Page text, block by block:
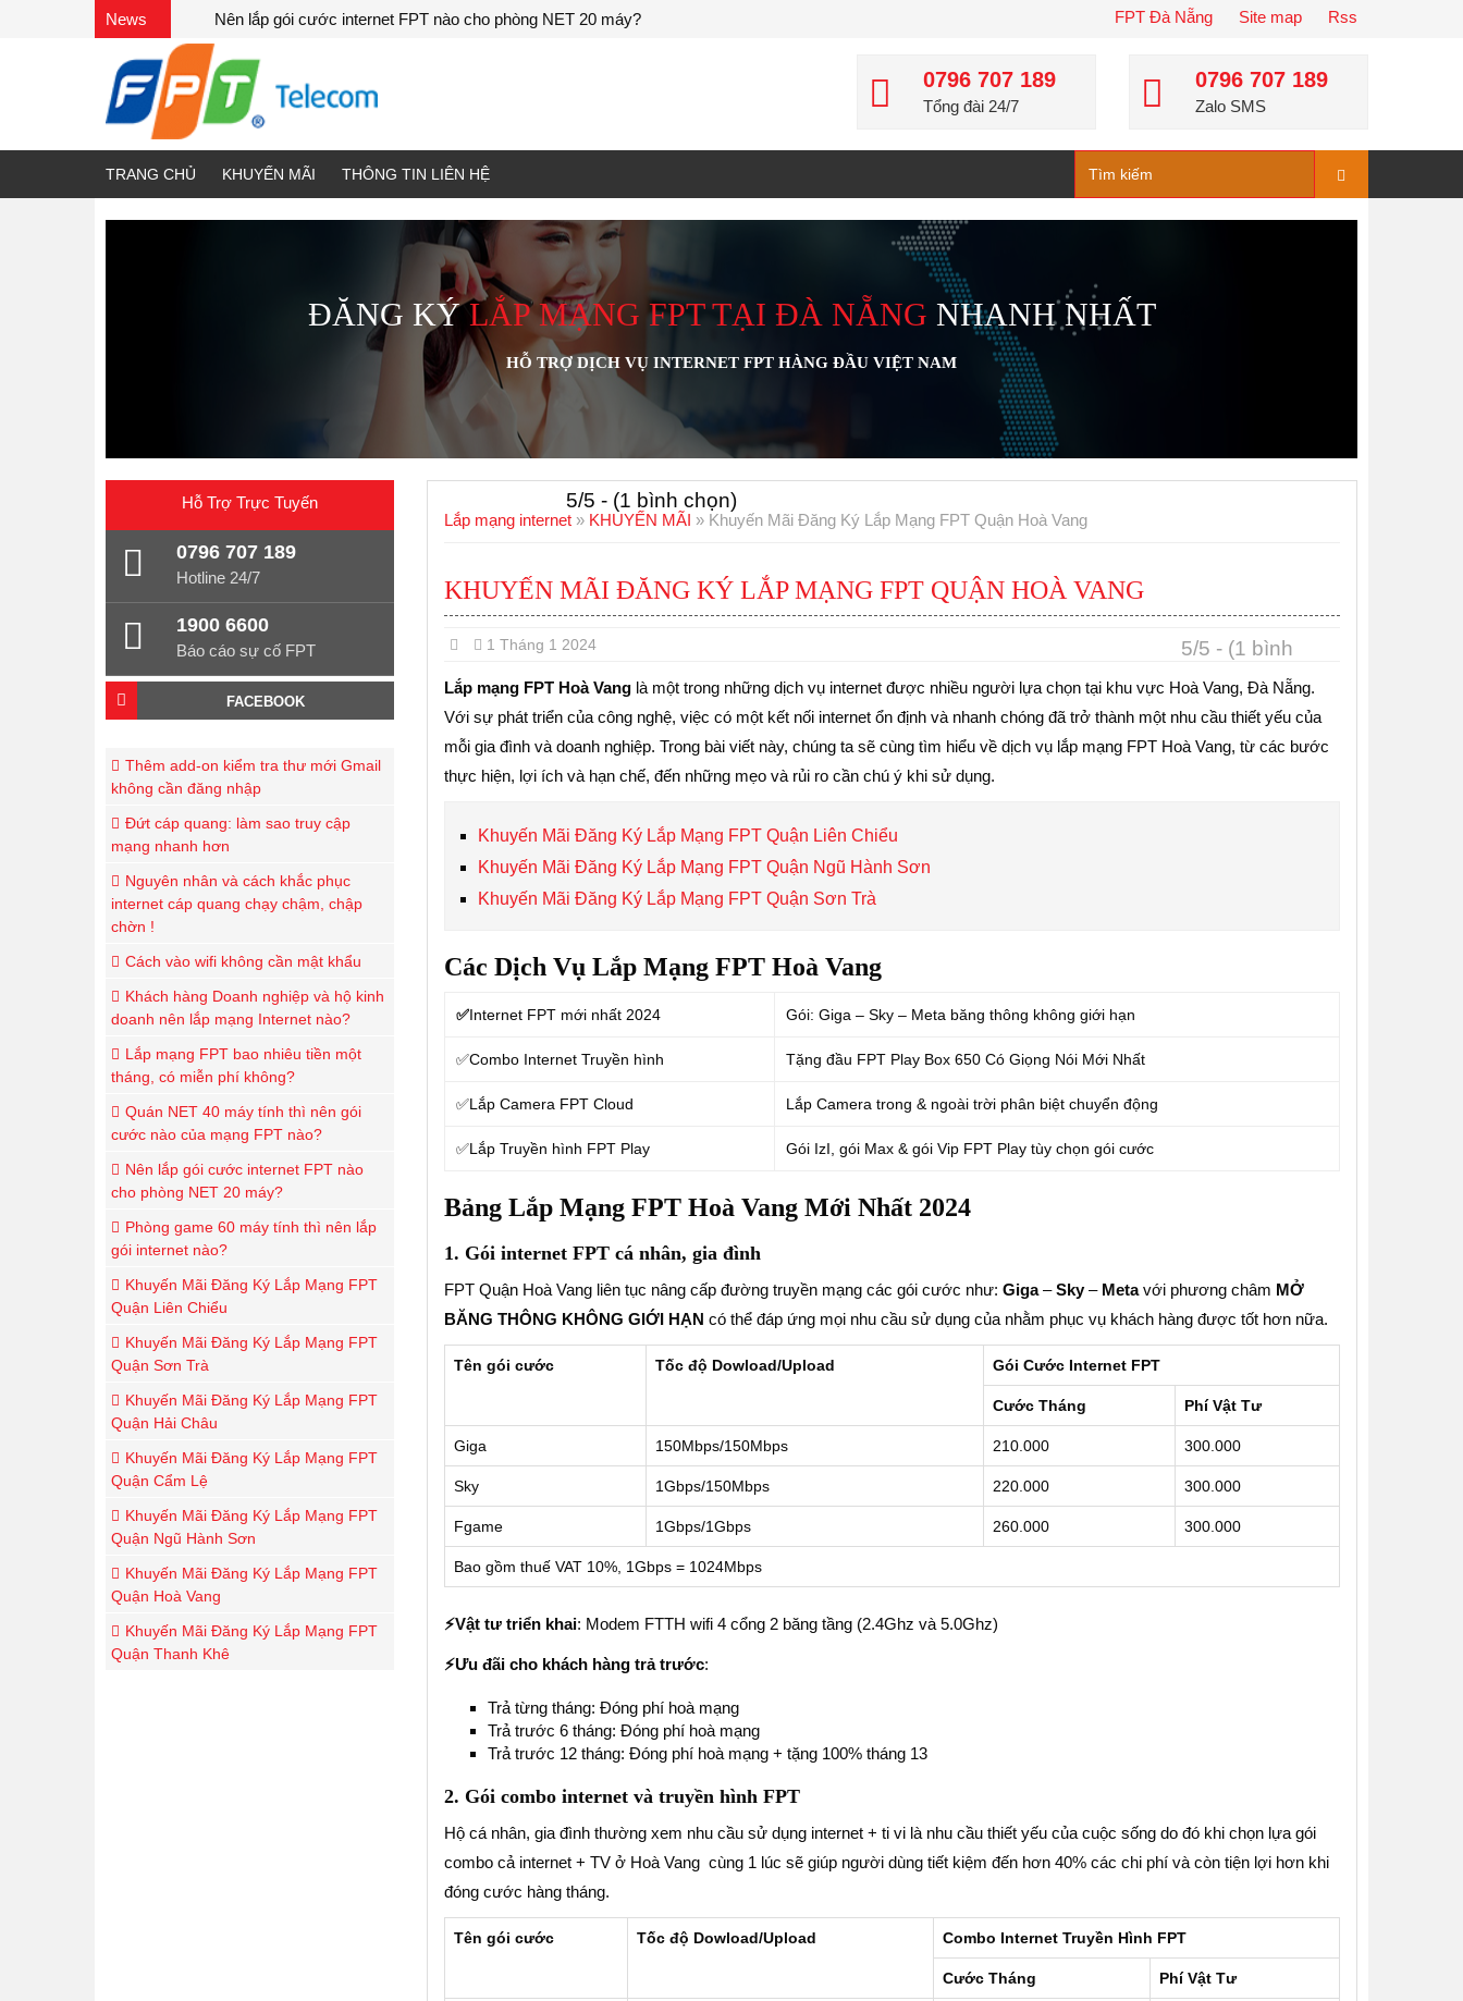
News Nên lắp gói cước internet FPT nào cho phòng NET 20 máy? Quán NET 40 máy tính thì nên gói cước nào của mạng FPT nào?
FPT Đà Nẵng Site map Rss
0796 707 189
Tổng đài 24/7
0796 707 189
Zalo SMS
TRANG CHỦ KHUYẾN MÃI THÔNG TIN LIÊN HỆ
ĐĂNG KÝLẮP MẠNG FPT TẠI ĐÀ NẴNG NHANH NHẤT
HỖ TRỢ DỊCH VỤ INTERNET FPT HÀNG ĐẦU VIỆT NAM
Lắp mạng internet » KHUYẾN MÃI » Khuyến Mãi Đăng Ký Lắp Mạng FPT Quận Hoà Vang
KHUYẾN MÃI ĐĂNG KÝ LẮP MẠNG FPT QUẬN HOÀ VANG
1 Tháng 1 2024
5/5 - (1 bình
chọn)
Lắp mạng FPT Hoà Vang là một trong những dịch vụ internet được nhiều người lựa chọn tại khu vực Hoà Vang, Đà Nẵng.
Với sự phát triển của công nghệ, việc có một kết nối internet ổn định và nhanh chóng đã trở thành một nhu cầu thiết yếu của
mỗi gia đình và doanh nghiệp. Trong bài viết này, chúng ta sẽ cùng tìm hiểu về dịch vụ lắp mạng FPT Hoà Vang, từ các bước
thực hiện, lợi ích và hạn chế, đến những mẹo và rủi ro cần chú ý khi sử dụng.
Khuyến Mãi Đăng Ký Lắp Mạng FPT Quận Liên Chiểu
Khuyến Mãi Đăng Ký Lắp Mạng FPT Quận Ngũ Hành Sơn
Khuyến Mãi Đăng Ký Lắp Mạng FPT Quận Sơn Trà
Các Dịch Vụ Lắp Mạng FPT Hoà Vang
✅Internet FPT mới nhất 2024 Gói: Giga – Sky – Meta băng thông không giới hạn
✅Combo Internet Truyền hình Tặng đầu FPT Play Box 650 Có Giọng Nói Mới Nhất
✅Lắp Camera FPT Cloud Lắp Camera trong & ngoài trời phân biệt chuyển động
✅Lắp Truyền hình FPT Play Gói IzI, gói Max & gói Vip FPT Play tùy chọn gói cước
Bảng Lắp Mạng FPT Hoà Vang Mới Nhất 2024
1. Gói internet FPT cá nhân, gia đình
FPT Quận Hoà Vang liên tục nâng cấp đường truyền mạng các gói cước như: Giga–Sky– Metavới phương châm MỞ
BĂNG THÔNG KHÔNG GIỚI HẠN có thể đáp ứng mọi nhu cầu sử dụng của nhằm phục vụ khách hàng được tốt hơn nữa.
Tên gói cước Tốc độ Dowload/Upload Gói Cước Internet FPT
Cước Tháng Phí Vật Tư
Giga 150Mbps/150Mbps 210.000 300.000
Sky 1Gbps/150Mbps 220.000 300.000
Fgame 1Gbps/1Gbps 260.000 300.000
Bao gồm thuế VAT 10%, 1Gbps = 1024Mbps
⚡️Vật tư triển khai: Modem FTTH wifi 4 cổng 2 băng tầng (2.4Ghz và 5.0Ghz)
⚡️Ưu đãi cho khách hàng trả trước:
Trả từng tháng: Đóng phí hoà mạng
Trả trước 6 tháng: Đóng phí hoà mạng
Trả trước 12 tháng: Đóng phí hoà mạng + tặng 100% tháng 13
2. Gói combo internet và truyền hình FPT
Hộ cá nhân, gia đình thường xem nhu cầu sử dụng internet + ti vi là nhu cầu thiết yếu của cuộc sống do đó khi chọn lựa gói
combo cả internet + TV ở Hoà Vang cùng 1 lúc sẽ giúp người dùng tiết kiệm đến hơn 40% các chi phí và còn tiện lợi hơn khi
đóng cước hàng tháng.
Tên gói cước Tốc độ Dowload/Upload Combo Internet Truyền Hình FPT
Cước Tháng Phí Vật Tư
5/5 - (1 bình chọn)
Hỗ Trợ Trực Tuyến
0796 707 189
Hotline 24/7
1900 6600
Báo cáo sự cố FPT
FACEBOOK
Thêm add-on kiểm tra thư mới Gmail
không cần đăng nhập
Đứt cáp quang: làm sao truy cập
mạng nhanh hơn
Nguyên nhân và cách khắc phục
internet cáp quang chạy chậm, chập
chờn !
Cách vào wifi không cần mật khẩu
Khách hàng Doanh nghiệp và hộ kinh
doanh nên lắp mạng Internet nào?
Lắp mạng FPT bao nhiêu tiền một
tháng, có miễn phí không?
Quán NET 40 máy tính thì nên gói
cước nào của mạng FPT nào?
Nên lắp gói cước internet FPT nào
cho phòng NET 20 máy?
Phòng game 60 máy tính thì nên lắp
gói internet nào?
Khuyến Mãi Đăng Ký Lắp Mạng FPT
Quận Liên Chiểu
Khuyến Mãi Đăng Ký Lắp Mạng FPT
Quận Sơn Trà
Khuyến Mãi Đăng Ký Lắp Mạng FPT
Quận Hải Châu
Khuyến Mãi Đăng Ký Lắp Mạng FPT
Quận Cẩm Lệ
Khuyến Mãi Đăng Ký Lắp Mạng FPT
Quận Ngũ Hành Sơn
Khuyến Mãi Đăng Ký Lắp Mạng FPT
Quận Hoà Vang
Khuyến Mãi Đăng Ký Lắp Mạng FPT
Quận Thanh Khê